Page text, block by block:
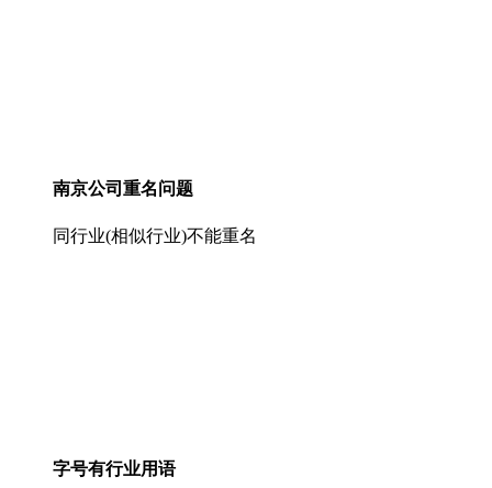
南京公司重名问题
同行业(相似行业)不能重名
字号有行业用语